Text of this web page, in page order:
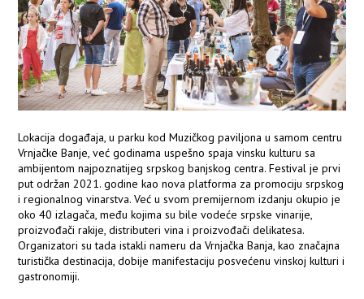
Lokacija događaja, u parku kod Muzičkog paviljona u samom centru
Vrnjačke Banje, već godinama uspešno spaja vinsku kulturu sa
ambijentom najpoznatijeg srpskog banjskog centra. Festival je prvi
put održan 2021. godine kao nova platforma za promociju srpskog
i regionalnog vinarstva. Već u svom premijernom izdanju okupio je
oko 40 izlagača, među kojima su bile vodeće srpske vinarije,
proizvođači rakije, distributeri vina i proizvođači delikatesa.
Organizatori su tada istakli nameru da Vrnjačka Banja, kao značajna
turistička destinacija, dobije manifestaciju posvećenu vinskoj kulturi i
gastronomiji.